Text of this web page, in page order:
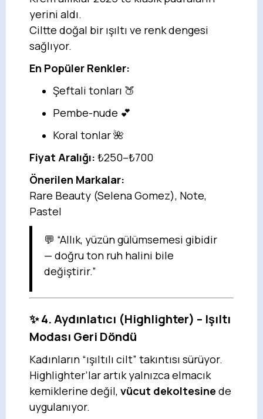
yerini aldı.
Ciltte doğal bir ışıltı ve renk dengesi
sağlıyor.
En Popüler Renkler:
Şeftali tonları 🍑
Pembe-nude 💕
Koral tonlar 🌺
Fiyat Aralığı: ₺250–₺700
Önerilen Markalar:
Rare Beauty (Selena Gomez), Note,
Pastel
💬 “Allık, yüzün gülümsemesi gibidir
— doğru ton ruh halini bile
değiştirir.”
✨ 4. Aydınlatıcı (Highlighter) – Işıltı
Modası Geri Döndü
Kadınların “ışıltılı cilt” takıntısı sürüyor.
Highlighter’lar artık yalnızca elmacık
kemiklerine değil, vücut dekoltesine de
uygulanıyor.